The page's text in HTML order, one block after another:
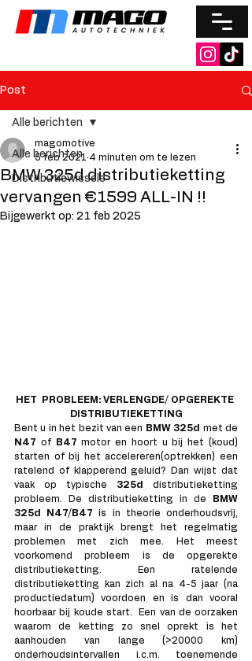
Post
Alle berichten
Distributiewissels
Alle berichten
BMW 325d distributieketting
vervangen €1599 ALL-IN !!
magomotive
5 feb 2021 4 minuten om te lezen
Bijgewerkt op: 21 feb 2025
HET  PROBLEEM: VERLENGDE/ OPGEREKTE
DISTRIBUTIEKETTING
Bent u in het bezit van een BMW 325d
N47 of B47 motor en hoort u bij het (koud)
starten of bij het accelereren(optrekken) een
ratelend of klapperend geluid? Dan wijst dat
vaak op typische 325d distributieketting
probleem. De distributieketting in de
BMW
325d N47/B47
is in theorie onderhoudsvrij,
maar in de praktijk brengt het regelmatig
problemen met zich mee. Het meest
voorkomend probleem is de opgerekte
distributieketting. Een ratelende
distributieketting kan zich al na 4-5 jaar (na
productiedatum) voordoen en is dan vooral
hoorbaar bij koude start.  Een van de oorzaken
waarom de ketting zo snel oprekt is het
aanhouden van lange (>20000 km)
onderhoudsintervallen i.c.m. toenemende